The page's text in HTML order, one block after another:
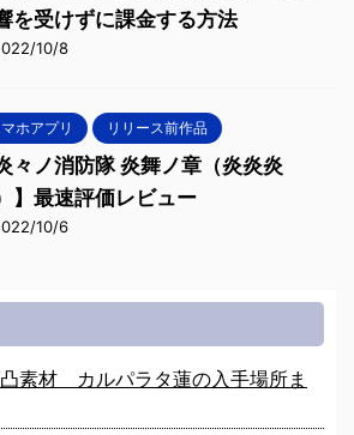
を受けずに課金する方法
10/8
ホアプリ リリース前作品
々ノ消防隊 炎舞ノ章（炎炎炎
】最速評価レビュー
10/6
凸素材 カルパラタ蓮の入手場所ま